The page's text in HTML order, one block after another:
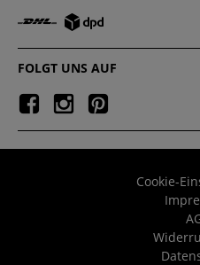
FOLGT UNS AUF
Cookie-